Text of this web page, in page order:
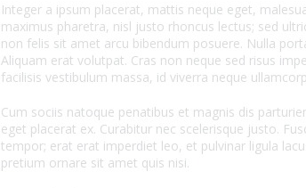
Integer a ipsum placerat, mattis neque eget,
maximus pharetra, nisl justo rhoncus lectus; sed
non felis sit amet arcu bibendum posuere. Nulla
Aliquam erat volutpat. Cras non neque sed risus
facilisis vestibulum massa, id viverra neque
Cum sociis natoque penatibus et magnis dis
eget placerat ex. Curabitur nec scelerisque justo.
tempor; erat erat imperdiet leo, et pulvinar ligula
pretium ornare sit amet quis nisi.